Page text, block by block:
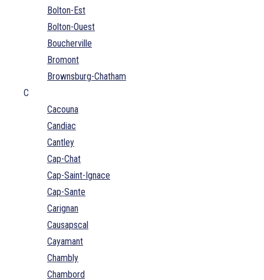
Bolton-Est
Bolton-Ouest
Boucherville
Bromont
Brownsburg-Chatham
C
Cacouna
Candiac
Cantley
Cap-Chat
Cap-Saint-Ignace
Cap-Sante
Carignan
Causapscal
Cayamant
Chambly
Chambord